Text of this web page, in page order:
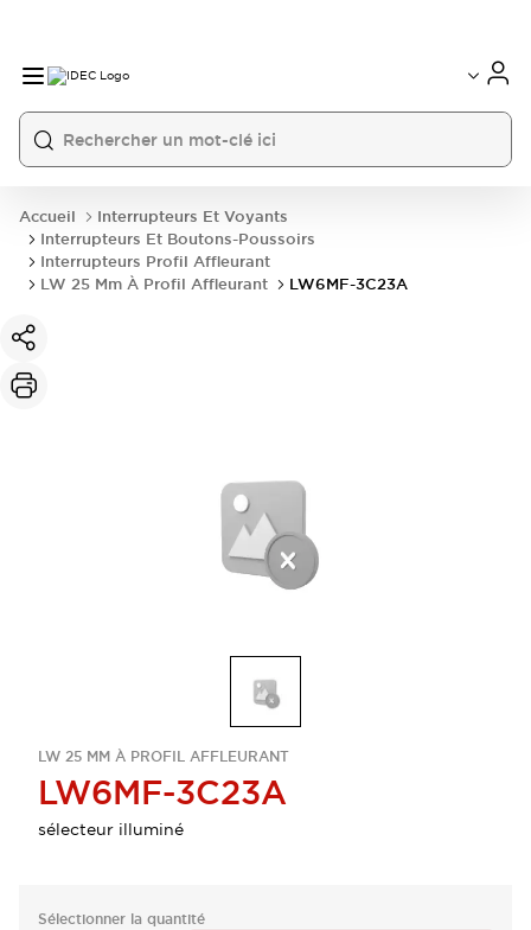
Accueil
Interrupteurs Et Voyants
Interrupteurs Et Boutons-Poussoirs
Interrupteurs Profil Affleurant
LW 25 Mm À Profil Affleurant
LW6MF-3C23A
LW 25 MM À PROFIL AFFLEURANT
LW6MF-3C23A
sélecteur illuminé
Sélectionner la quantité